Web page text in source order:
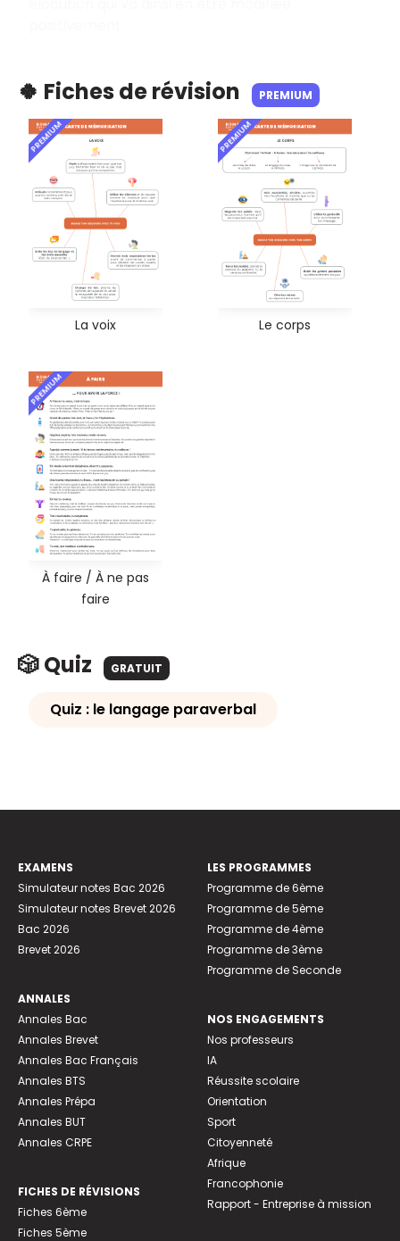
🍀 Fiches de révision PREMIUM
PREMIUM
La voix
PREMIUM
Le corps
PREMIUM
À faire / À ne pas
faire
🎲 Quiz GRATUIT
Quiz : le langage paraverbal
EXAMENS
Simulateur notes Bac 2026
Simulateur notes Brevet 2026
Bac 2026
Brevet 2026
ANNALES
Annales Bac
Annales Brevet
Annales Bac Français
Annales BTS
Annales Prépa
Annales BUT
Annales CRPE
FICHES DE RÉVISIONS
Fiches 6ème
Fiches 5ème
LES PROGRAMMES
Programme de 6ème
Programme de 5ème
Programme de 4ème
Programme de 3ème
Programme de Seconde
NOS ENGAGEMENTS
Nos professeurs
IA
Réussite scolaire
Orientation
Sport
Citoyenneté
Afrique
Francophonie
Rapport - Entreprise à mission